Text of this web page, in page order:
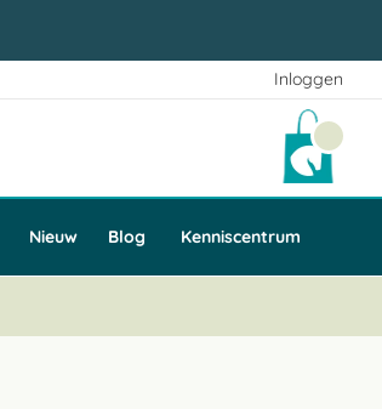
Inloggen
Nieuw Blog Kenniscentrum